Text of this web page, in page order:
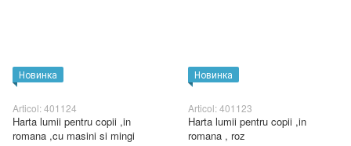
Новинка
Articol: 401124
Harta lumii pentru copii ,in
romana ,cu masini si mingi
Новинка
Articol: 401123
Harta lumii pentru copii ,in
romana , roz